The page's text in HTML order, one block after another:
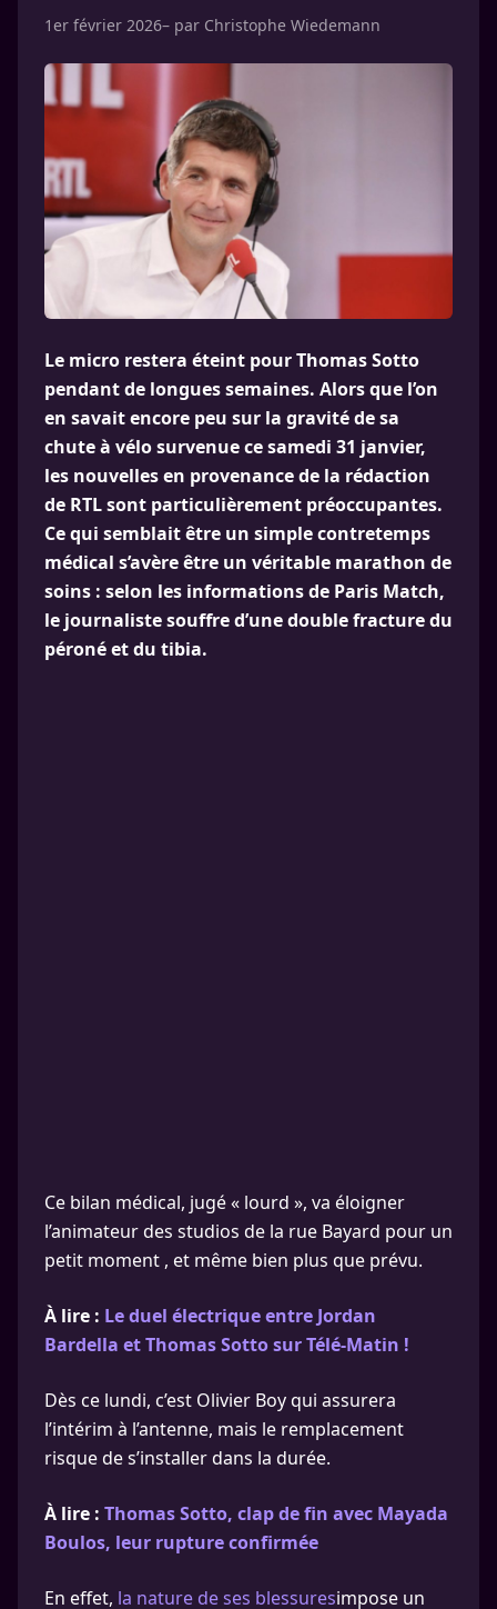
1er février 2026– par Christophe Wiedemann
Le micro restera éteint pour Thomas Sotto
pendant de longues semaines. Alors que l’on
en savait encore peu sur la gravité de sa
chute à vélo survenue ce samedi 31 janvier,
les nouvelles en provenance de la rédaction
de RTL sont particulièrement préoccupantes.
Ce qui semblait être un simple contretemps
médical s’avère être un véritable marathon de
soins : selon les informations de Paris Match,
le journaliste souffre d’une double fracture du
péroné et du tibia.
Ce bilan médical, jugé « lourd », va éloigner
l’animateur des studios de la rue Bayard pour un
petit moment , et même bien plus que prévu.
À lire : Le duel électrique entre Jordan
Bardella et Thomas Sotto sur Télé-Matin !
Dès ce lundi, c’est Olivier Boy qui assurera
l’intérim à l’antenne, mais le remplacement
risque de s’installer dans la durée.
À lire : Thomas Sotto, clap de fin avec Mayada
Boulos, leur rupture confirmée
En effet, la nature de ses blessuresimpose un